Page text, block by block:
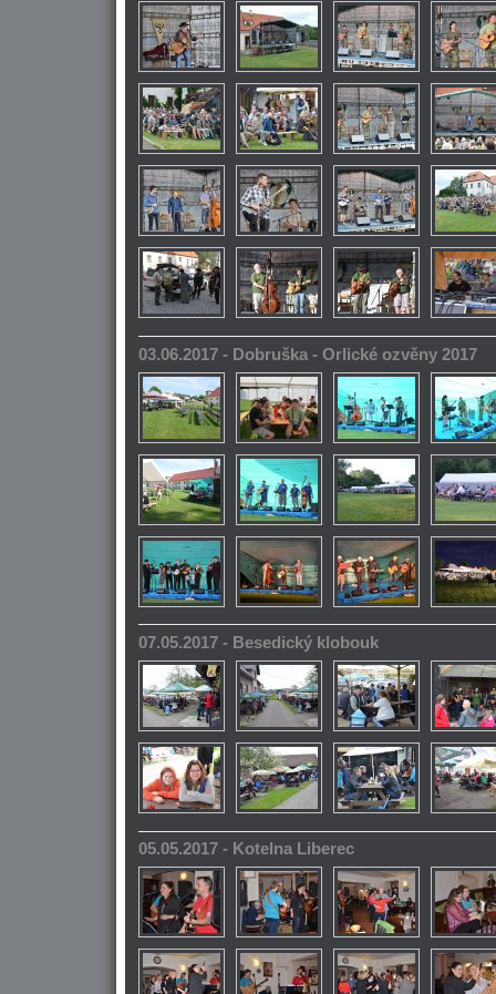
03.06.2017 - Dobruška - Orlické ozvěny 2017
07.05.2017 - Besedický klobouk
05.05.2017 - Kotelna Liberec